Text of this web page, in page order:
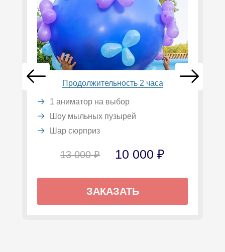
Продолжительность 2 часа
1 аниматор на выбор
Шоу мыльных пузырей
Шар сюрприз
13 000 ₽ 10 000 ₽
ЗАКАЗАТЬ